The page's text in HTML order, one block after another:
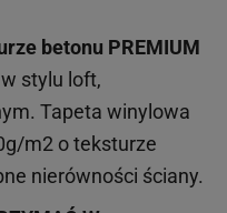
betonu PREMIUM
stylu loft,
Tapeta winylowa
m2 o teksturze
nierówności ściany.